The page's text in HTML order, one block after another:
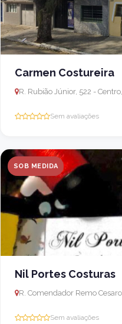
Carmen Costureira
Sem avaliações
SOB MEDIDA
Nil Portes Costuras
Sem avaliações